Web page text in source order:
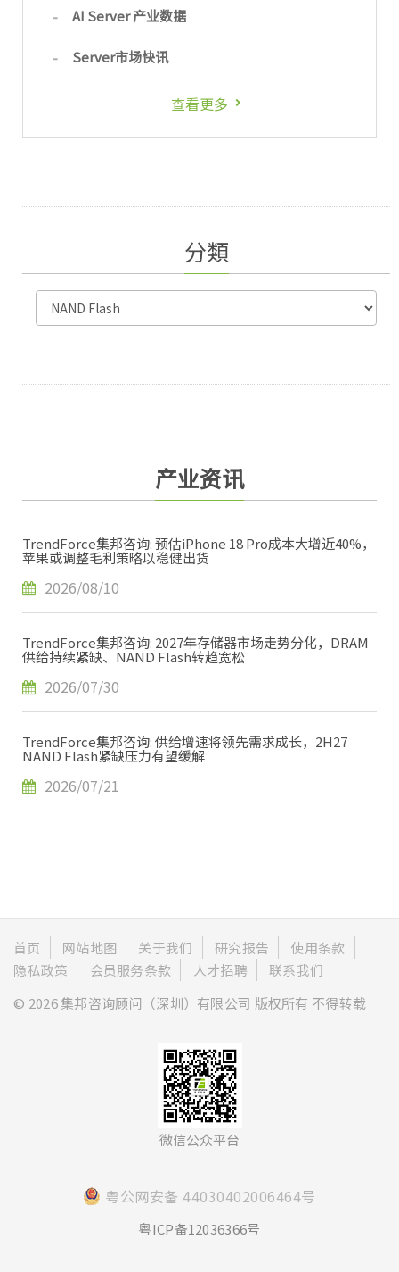
AI Server 产业数据
Server市场快讯
查看更多
分類
产业资讯
TrendForce集邦咨询: 预估iPhone 18 Pro成本大增近40%，
苹果或调整毛利策略以稳健出货
2026/08/10
TrendForce集邦咨询: 2027年存储器市场走势分化，DRAM
供给持续紧缺、NAND Flash转趋宽松
2026/07/30
TrendForce集邦咨询: 供给增速将领先需求成长，2H27
NAND Flash紧缺压力有望缓解
2026/07/21
首页 网站地图 关于我们 研究报告
使用条款
隐私政策
会员服务条款 人才招聘
联系我们
© 2026 集邦咨询顾问（深圳）有限公司 版权所有 不得转载
微信公众平台
粤公网安备 44030402006464号
粤ICP备12036366号